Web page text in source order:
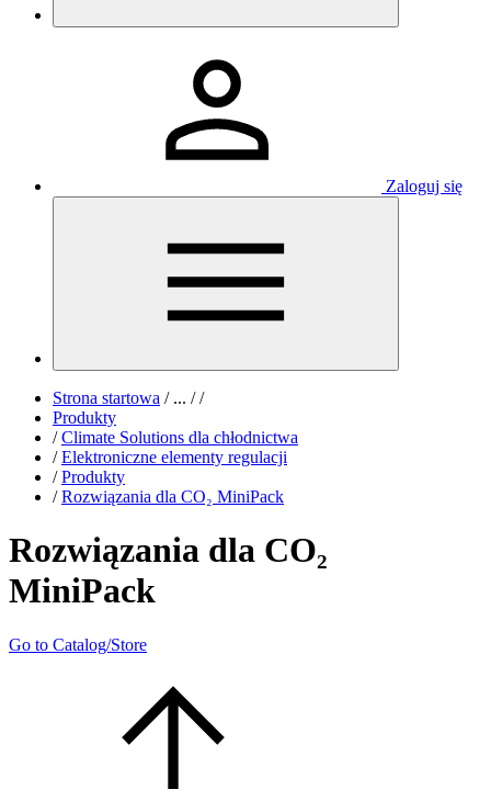
Zaloguj się
Strona startowa /... / /
Produkty
/ Climate Solutions dla chłodnictwa
/ Elektroniczne elementy regulacji
/ Produkty
/ Rozwiązania dla CO₂ MiniPack
Rozwiązania dla CO₂
MiniPack
Go to Catalog/Store